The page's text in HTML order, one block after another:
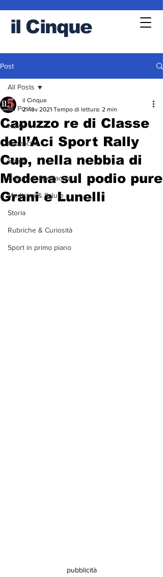
il Cinque
Post
All Posts
News
Cronache
Sport
Cultura & Spettacolo
Medicina & Salute
Storia
Rubriche & Curiosità
Sport in primo piano
All Posts
Capuzzo re di Classe
dell’Aci Sport Rally
Cup, nella nebbia di
Modena sul podio pure
Grani e Lunelli
il Cinque
2 nov 2021 Tempo di lettura: 2 min
pubblicità